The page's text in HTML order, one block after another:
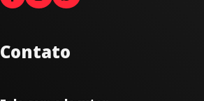
Contato